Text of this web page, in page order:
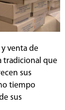
y venta de
tradicional que
sus
tiempo
sus